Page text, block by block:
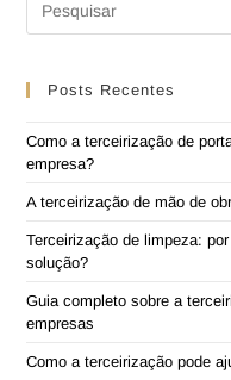
Posts Recentes
Como a terceirização de
empresa?
A terceirização de mão de
Terceirização de limpeza:
solução?
Guia completo sobre a
empresas
Como a terceirização pode